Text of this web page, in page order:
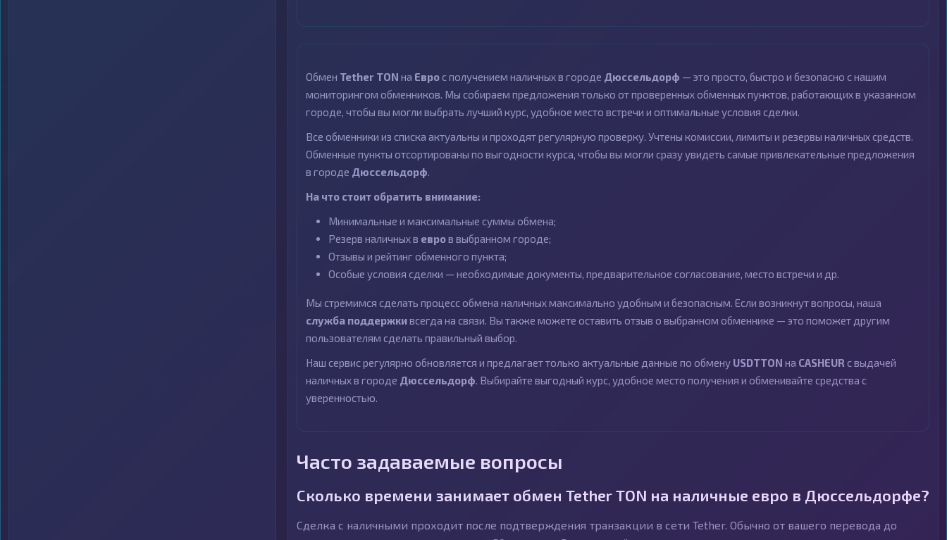
Обмен Tether TON на Еврос получением наличных в городе Дюссельдорф — это просто, быстро и безопасно с нашим
мониторингом обменников. Мы собираем предложения только от проверенных обменных пунктов, работающих в указанном
городе, чтобы вы могли выбрать лучший курс, удобное место встречи и оптимальные условия сделки.
Все обменники из списка актуальны и проходят регулярную проверку. Учтены комиссии, лимиты и резервы наличных средств.
Обменные пункты отсортированы по выгодности курса, чтобы вы могли сразу увидеть самые привлекательные предложения
в городе Дюссельдорф.
На что стоит обратить внимание:
Минимальные и максимальные суммы обмена;
Резерв наличных в евров выбранном городе;
Отзывы и рейтинг обменного пункта;
Особые условия сделки — необходимые документы, предварительное согласование, место встречи и др.
Мы стремимся сделать процесс обмена наличных максимально удобным и безопасным. Если возникнут вопросы, наша
служба поддержкивсегда на связи. Вы также можете оставить отзыв о выбранном обменнике — это поможет другим
пользователям сделать правильный выбор.
Наш сервис регулярно обновляется и предлагает только актуальные данные по обмену USDTTON на CASHEUR с выдачей
наличных в городе Дюссельдорф. Выбирайте выгодный курс, удобное место получения и обменивайте средства с
уверенностью.
Часто задаваемые вопросы
Сколько времени занимает обмен Tether TON на наличные евро в Дюссельдорфе?
Сделка с наличными проходит после подтверждения транзакции в сети Tether. Обычно от вашего перевода до